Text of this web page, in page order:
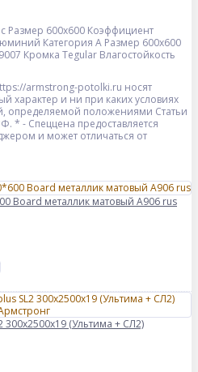
Размер 600x600 Коэффициент
Категория A Размер 600x600
Кромка Tegular Влагостойкость
armstrong-potolki.ru носят
характер и ни при каких условиях
определяемой положениями Статьи
* - Спеццена предоставляется
и может отличаться от
Board металлик матовый А906 rus
300x2500x19 (Ультима + СЛ2)